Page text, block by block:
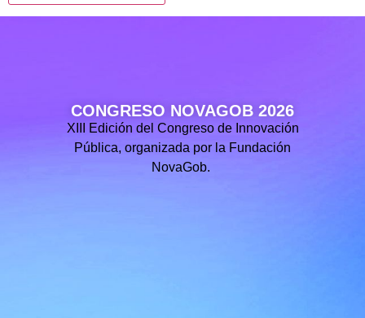
CONGRESO NOVAGOB 2026
XIII Edición del Congreso de Innovación
Pública, organizada por la Fundación
NovaGob.